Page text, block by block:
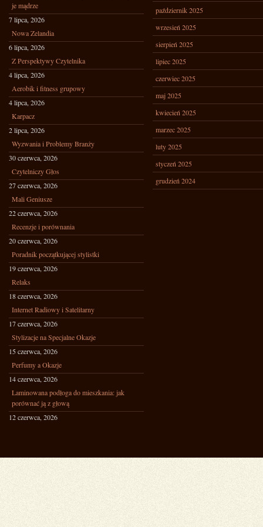
je mądrze
7 lipca, 2026
Nowa Zelandia
6 lipca, 2026
Z Perspektywy Czytelnika
4 lipca, 2026
Aerobik i fitness grupowy
4 lipca, 2026
Karpacz
2 lipca, 2026
Wyzwania i Problemy Branży
30 czerwca, 2026
Czytelniczy Głos
27 czerwca, 2026
Mali Geniusze
22 czerwca, 2026
Recenzje i porównania
20 czerwca, 2026
Poradnik początkującej stylistki
19 czerwca, 2026
Relaks
18 czerwca, 2026
Internet Radiowy i Satelitarny
17 czerwca, 2026
Stylizacje na Specjalne Okazje
15 czerwca, 2026
Perfumy a Okazje
14 czerwca, 2026
Laminowana podłoga do mieszkania: jak
porównać ją z głową
12 czerwca, 2026
październik 2025
wrzesień 2025
sierpień 2025
lipiec 2025
czerwiec 2025
maj 2025
kwiecień 2025
marzec 2025
luty 2025
styczeń 2025
grudzień 2024